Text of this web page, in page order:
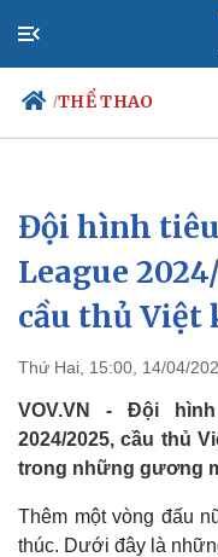
/THỂ THAO
Chính trị
Đảng
Tổ chức nhân sự
Quốc hội
Đội hình tiêu
League
cầu thủ Việt
Thứ Hai, 15:00, 14/04/
VOV.VN - Đội
2024/2025, cầu thủ
trong những gương
Thêm một vòng đấu
thúc. Dưới đây là